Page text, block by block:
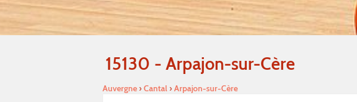
15130 - Arpajon-sur-Cère
Auvergne›Cantal ›Arpajon-sur-Cère